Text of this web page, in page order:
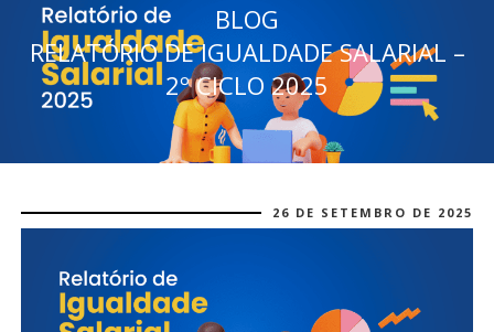
BLOG
RELATÓRIO DE IGUALDADE SALARIAL –
2º CICLO 2025
26 DE SETEMBRO DE 2025